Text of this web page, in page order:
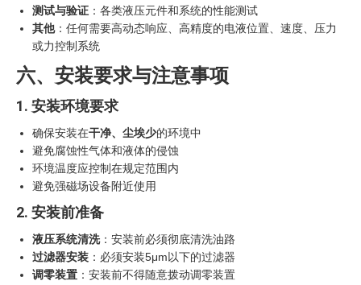
测试与验证 ：各类液压元件和系统的性能测试
其他：任何需要高动态响应、高精度的电液位置、速度、压力
或力控制系统
六、安装要求与注意事项
1. 安装环境要求
确保安装在干净、尘埃少的环境中
避免腐蚀性气体和液体的侵蚀
环境温度应控制在规定范围内
避免强磁场设备附近使用
2. 安装前准备
液压系统清洗：安装前必须彻底清洗油路
过滤器安装 ：必须安装5μm以下的过滤器
调零装置 ：安装前不得随意拨动调零装置